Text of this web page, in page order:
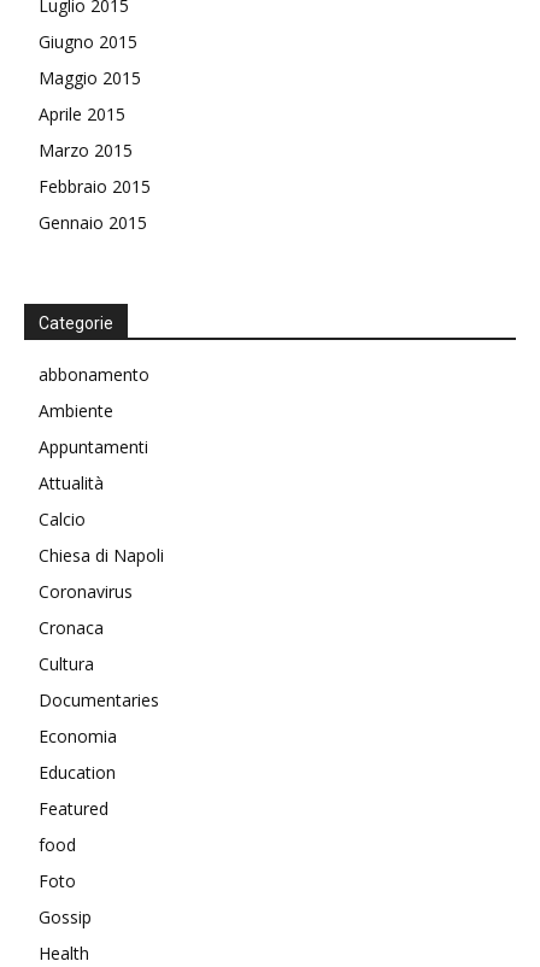
Luglio 2015
Giugno 2015
Maggio 2015
Aprile 2015
Marzo 2015
Febbraio 2015
Gennaio 2015
Categorie
abbonamento
Ambiente
Appuntamenti
Attualità
Calcio
Chiesa di Napoli
Coronavirus
Cronaca
Cultura
Documentaries
Economia
Education
Featured
food
Foto
Gossip
Health